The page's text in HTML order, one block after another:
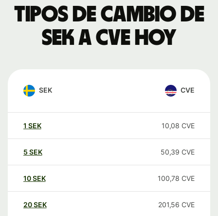
Tipos de cambio de
SEK a CVE hoy
SEK CVE
1 SEK 10,08 CVE
5 SEK 50,39 CVE
10SEK 100,78 CVE
20SEK 201,56 CVE